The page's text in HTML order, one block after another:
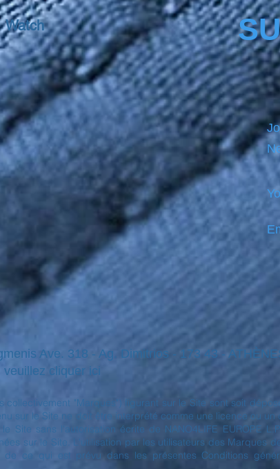
Watch
Ave. 318 - Ag. Dimitrios - 173 43 -
cliquer ici
"Marques") figurant sur le Site sont soit
sur le Site ne doit être interprété comme une licence ou
Site sans l'autorisation écrite de NANO4LIFE EUROPE
sur le Site. L'utilisation par les utilisateurs des Marques
ce qui est prévu dans les présentes Conditions